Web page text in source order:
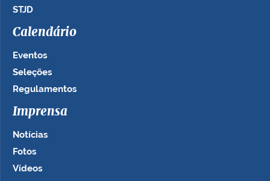
STJD
Calendário
Eventos
Seleções
Regulamentos
Imprensa
Notícias
Fotos
Vídeos